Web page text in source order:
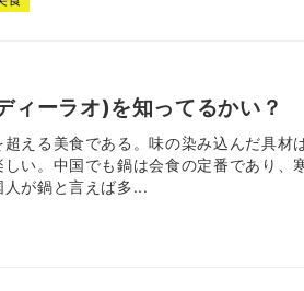
ィーラオ)を知ってるかい？
える美食である。味の染み込んだ具材
い。中国でも鍋は会食の定番であり、
が鍋と言えば多...